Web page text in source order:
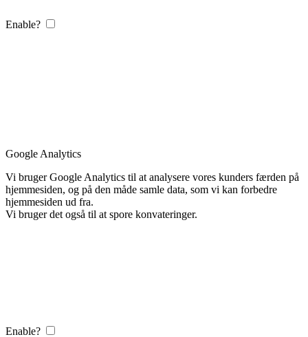
Enable?
Google Analytics
Vi bruger Google Analytics til at analysere vores kunders færden på
hjemmesiden, og på den måde samle data, som vi kan forbedre
hjemmesiden ud fra.
Vi bruger det også til at spore konvateringer.
Enable?